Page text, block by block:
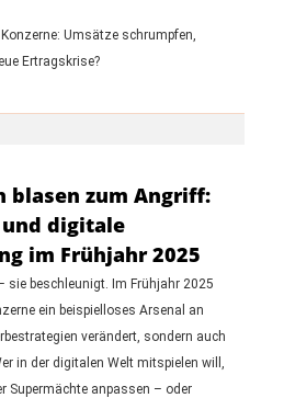
Umsätze schrumpfen,
Ertragskrise?
blasen zum Angriff:
digitale
im Frühjahr 2025
sie beschleunigt. Im Frühjahr 2025
ein beispielloses Arsenal an
verändert, sondern auch
in der digitalen Welt mitspielen will,
Supermächte anpassen – oder